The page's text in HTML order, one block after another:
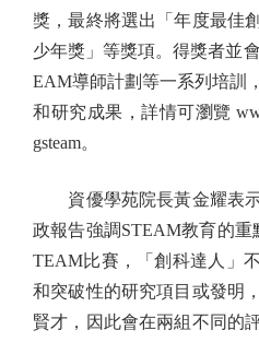
獎，最終將選出「年度最佳
少年獎」等獎項。得獎者並
EAM導師計劃等一系列培訓
和研究成果，詳情可瀏覽
gsteam。
資優學苑院長黃金耀表示
政報告強調STEAM教育的重
TEAM比賽，「創科達人」
和突破性的研究項目或發明
賢才，因此會在兩組不同的